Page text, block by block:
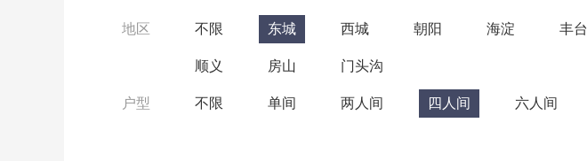
地区 不限 东城 西城 朝阳 海淀 丰台
顺义 房山 门头沟
户型 不限 单间 两人间 四人间 六人间